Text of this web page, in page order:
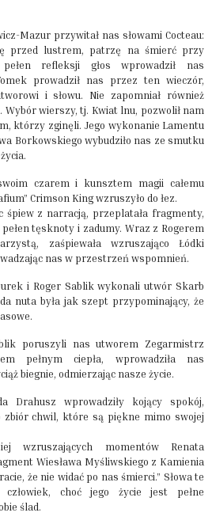
Mazur przywitał nas słowami Cocteau:
przed lustrem, patrzę na śmierć przy
refleksji głos wprowadził nas
prowadził nas przez ten wieczór,
i słowu. Nie zapomniał również
Wybór wierszy, tj. Kwiat lnu, pozwolił nam
którzy zginęli. Jego wykonanie Lamentu
Borkowskiego wybudziło nas ze smutku
czarem i kunsztem magii całemu
Crimson King wzruszyło do łez.
śpiew z narracją, przeplatała fragmenty,
tęsknoty i zadumy. Wraz z Rogerem
zaśpiewała wzruszająco Łódki
nas w przestrzeń wspomnień.
i Roger Sablik wykonali utwór Skarb
nuta była jak szept przypominający, że
poruszyli nas utworem Zegarmistrz
pełnym ciepła, wprowadziła nas
biegnie, odmierzając nasze życie.
Drahusz wprowadziły kojący spokój,
zbiór chwil, które są piękne mimo swojej
wzruszających momentów Renata
Wiesława Myśliwskiego z Kamienia
że nie widać po nas śmierci.” Słowa te
człowiek, choć jego życie jest pełne
ślad.